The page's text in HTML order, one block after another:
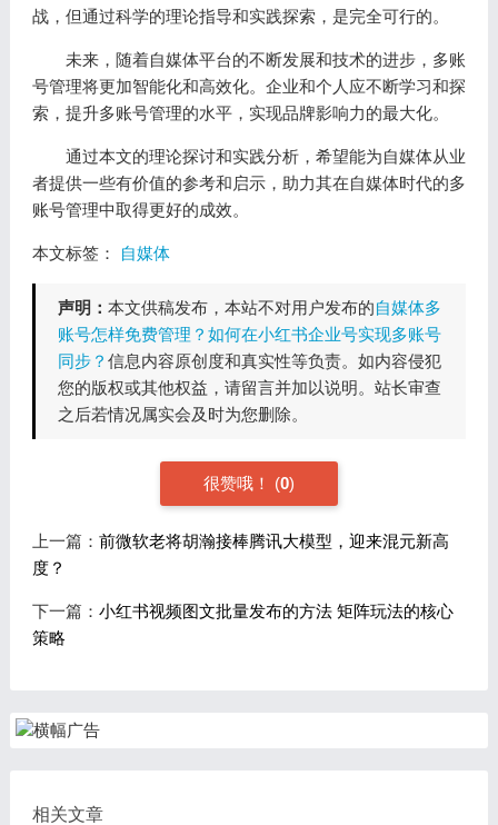
战，但通过科学的理论指导和实践探索，是完全可行的。
未来，随着自媒体平台的不断发展和技术的进步，多账
号管理将更加智能化和高效化。企业和个人应不断学习和探
索，提升多账号管理的水平，实现品牌影响力的最大化。
通过本文的理论探讨和实践分析，希望能为自媒体从业
者提供一些有价值的参考和启示，助力其在自媒体时代的多
账号管理中取得更好的成效。
本文标签： 自媒体
声明： 本文供稿发布，本站不对用户发布的自媒体多
账号怎样免费管理？如何在小红书企业号实现多账号
同步？ 信息内容原创度和真实性等负责。如内容侵犯
您的版权或其他权益，请留言并加以说明。站长审查
之后若情况属实会及时为您删除。
很赞哦！ (0)
上一篇： 前微软老将胡瀚接棒腾讯大模型，迎来混元新高
度？
下一篇： 小红书视频图文批量发布的方法 矩阵玩法的核心
策略
相关文章